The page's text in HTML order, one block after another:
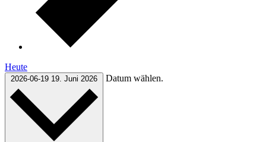
Heute
2026-06-19 19. Juni 2026 Datum wählen.